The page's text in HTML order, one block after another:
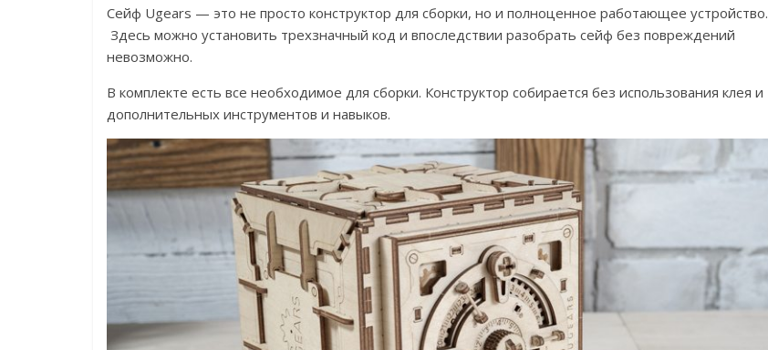
Сейф Ugears — это не просто конструктор для сборки, но и полноценное работающее устройство.
Здесь можно установить трехзначный код и впоследствии разобрать сейф без повреждений
невозможно.
В комплекте есть все необходимое для сборки. Конструктор собирается без использования клея и
дополнительных инструментов и навыков.